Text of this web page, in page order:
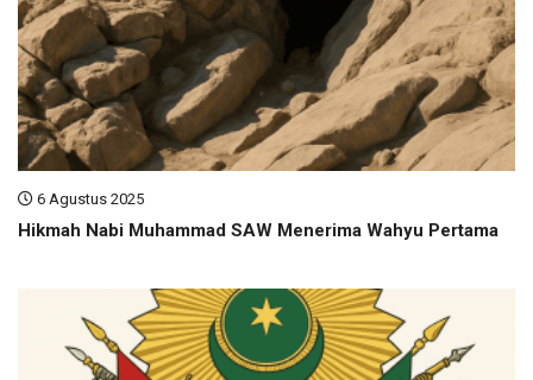
6 Agustus 2025
Hikmah Nabi Muhammad SAW Menerima Wahyu Pertama